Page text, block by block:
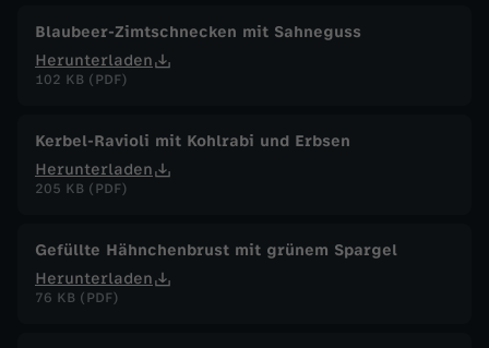
Blaubeer-Zimtschnecken mit Sahneguss
Herunterladen
102 KB (PDF)
Kerbel-Ravioli mit Kohlrabi und Erbsen
Herunterladen
205 KB (PDF)
Gefüllte Hähnchenbrust mit grünem Spargel
Herunterladen
76 KB (PDF)